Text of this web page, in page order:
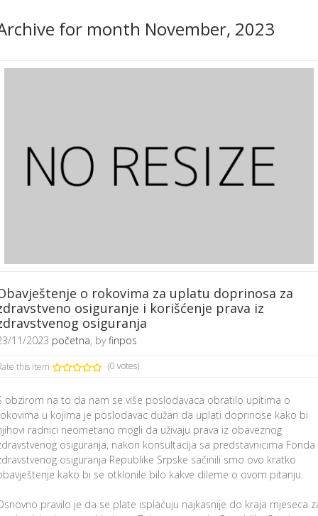
for month November, 2023
o rokovima za uplatu doprinosa za
osiguranje i korišćenje prava iz
osiguranja
11/2023 početna, byfinpos
this item (0 votes)
obzirom na to da nam se više poslodavaca obratilo upitima o
u kojima je poslodavac dužan da uplati doprinose kako bi
radnici neometano mogli da uživaju prava iz obaveznog
osiguranja, nakon konsultacija sa predstavnicima Fonda
osiguranja Republike Srpske sačinili smo ovo kratko
kako bi se otklonile bilo kakve dileme o ovom pitanju.
pravilo je da se plate isplaćuju najkasnije do kraja mjeseca